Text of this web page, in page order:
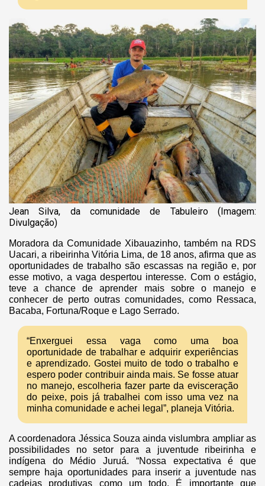
Jean Silva, da comunidade de Tabuleiro (Imagem:
Divulgação)
Moradora da Comunidade Xibauazinho, também na RDS
Uacari, a ribeirinha Vitória Lima, de 18 anos, afirma que as
oportunidades de trabalho são escassas na região e, por
esse motivo, a vaga despertou interesse. Com o estágio,
teve a chance de aprender mais sobre o manejo e
conhecer de perto outras comunidades, como Ressaca,
Bacaba, Fortuna/Roque e Lago Serrado.
“Enxerguei essa vaga como uma boa
oportunidade de trabalhar e adquirir experiências
e aprendizado. Gostei muito de todo o trabalho e
espero poder contribuir ainda mais. Se fosse atuar
no manejo, escolheria fazer parte da evisceração
do peixe, pois já trabalhei com isso uma vez na
minha comunidade e achei legal”, planeja Vitória.
A coordenadora Jéssica Souza ainda vislumbra ampliar as
possibilidades no setor para a juventude ribeirinha e
indígena do Médio Juruá. “Nossa expectativa é que
sempre haja oportunidades para inserir a juventude nas
cadeias produtivas como um todo. É importante que